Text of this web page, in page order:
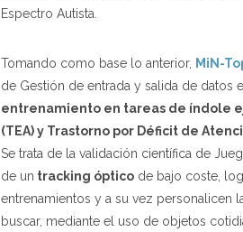
Espectro Autista.
Tomando como base lo anterior, MiN-
de Gestión de entrada y salida de datos
entrenamiento en tareas de índole
(TEA) y Trastorno por Déficit de
Se trata de la validación científica de
de un tracking óptico de bajo coste,
entrenamientos y a su vez personalicen
buscar, mediante el uso de objetos